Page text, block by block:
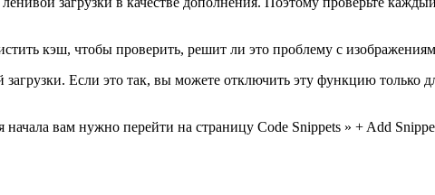
кэш, чтобы проверить, решит ли это проблему с
Если это так, вы можете отключить эту функцию только
вам нужно перейти на страницу Code Snippets » + Add